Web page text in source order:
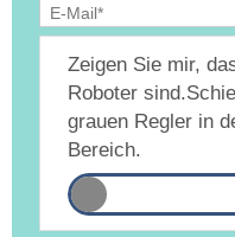
einverstanden, dass DAMiD
Themen und Veranstaltungen
Datenschutzerklärung
Zeigen Sie mir,
Roboter sind.
grauen Regler in
Bereich.